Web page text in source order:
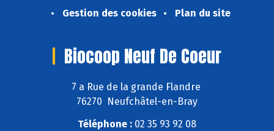
Gestion des cookies
Plan du site
Biocoop Neuf De Coeur
7 a Rue de la grande Flandre
76270 Neufchâtel-en-Bray
Téléphone : 02 35 93 92 08